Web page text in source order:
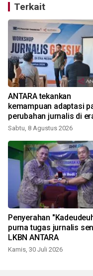
Terkait
ANTARA tekankan
kemampuan adaptasi
perubahan jurnalis di
digital
Sabtu, 8 Agustus 2026
Penyerahan
purna tugas jurnalis
LKBN ANTARA
Kamis, 30 Juli 2026